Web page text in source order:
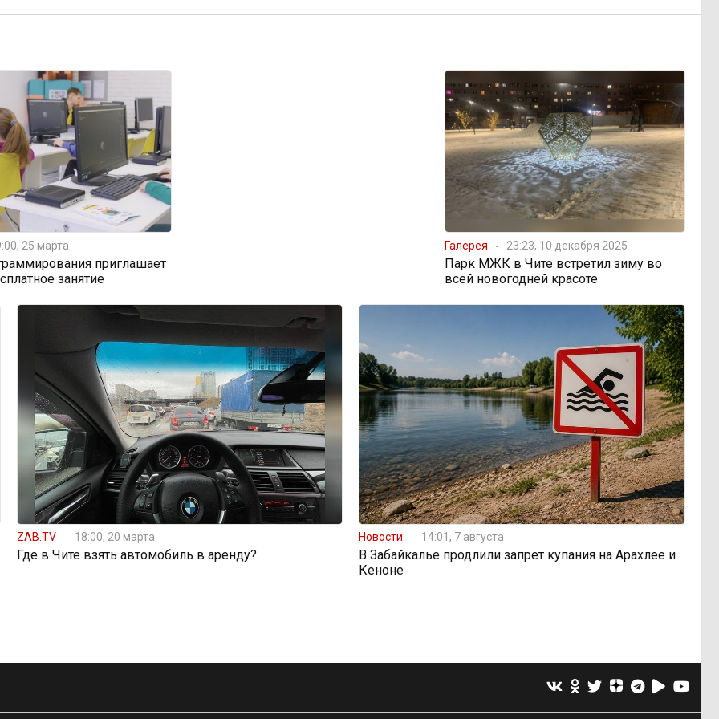
25 марта
приглашает
занятие
Галерея 23:23, 10 декабря 2025
Парк МЖК в Чите встретил зиму во
всей новогодней красоте
ZAB.TV 18:00, 20 марта
Где в Чите взять автомобиль в аренду?
Новости 14:01, 7 августа
В Забайкалье продлили запрет купания на Арахлее и
Кеноне